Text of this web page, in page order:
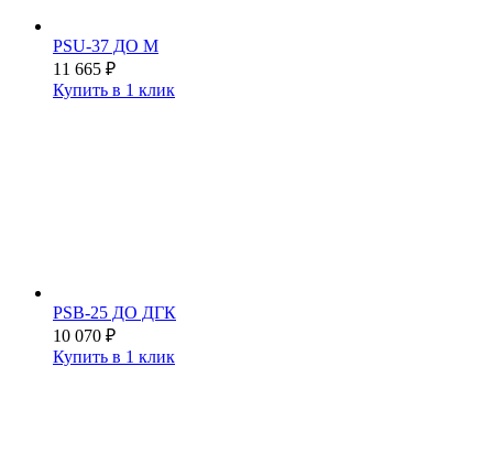
PSU-37 ДО М
11 665 ₽
Купить в 1 клик
PSB-25 ДО ДГК
10 070 ₽
Купить в 1 клик